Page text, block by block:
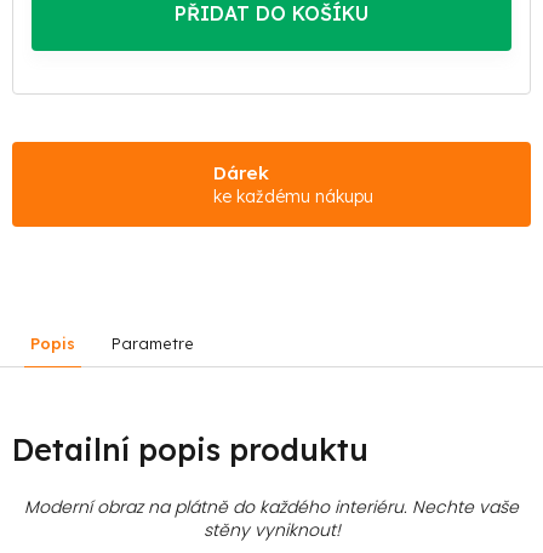
PŘIDAT DO KOŠÍKU
Dárek
ke každému nákupu
Popis Parametre
Detailní popis produktu
Moderní obraz na plátně do každého interiéru. Nechte vaše
stěny vyniknout!